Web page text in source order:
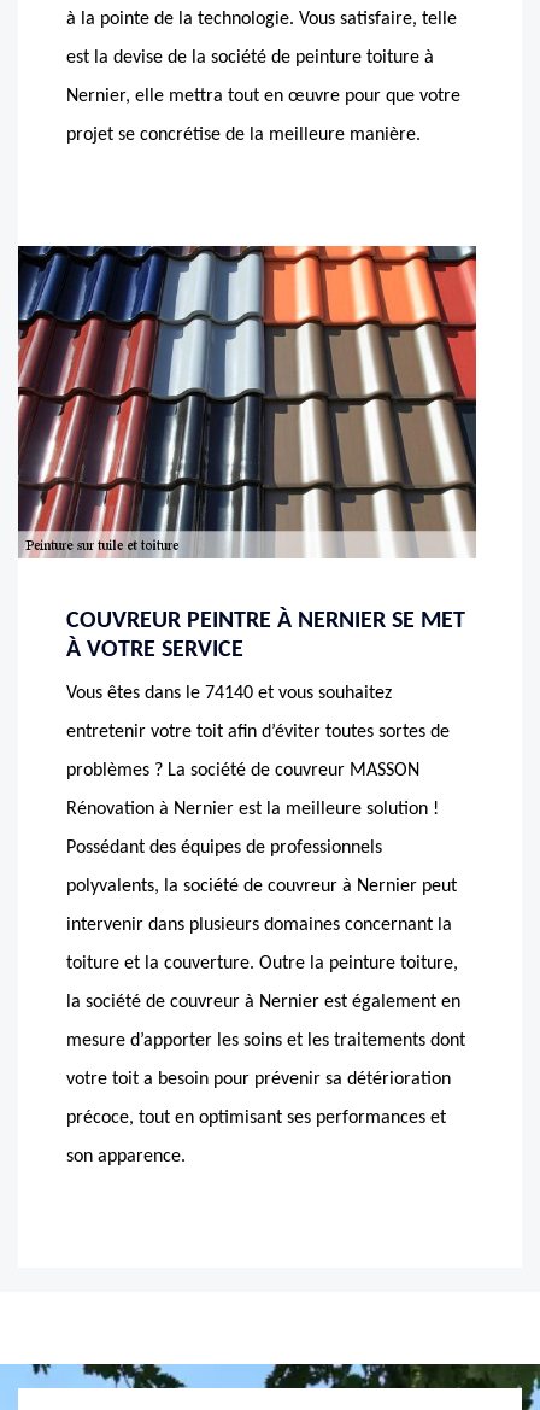
à la pointe de la technologie. Vous satisfaire, telle
est la devise de la société de peinture toiture à
Nernier, elle mettra tout en œuvre pour que votre
projet se concrétise de la meilleure manière.
COUVREUR PEINTRE À NERNIER SE MET
À VOTRE SERVICE
Vous êtes dans le 74140 et vous souhaitez
entretenir votre toit afin d’éviter toutes sortes de
problèmes ? La société de couvreur MASSON
Rénovation à Nernier est la meilleure solution !
Possédant des équipes de professionnels
polyvalents, la société de couvreur à Nernier peut
intervenir dans plusieurs domaines concernant la
toiture et la couverture. Outre la peinture toiture,
la société de couvreur à Nernier est également en
mesure d’apporter les soins et les traitements dont
votre toit a besoin pour prévenir sa détérioration
précoce, tout en optimisant ses performances et
son apparence.